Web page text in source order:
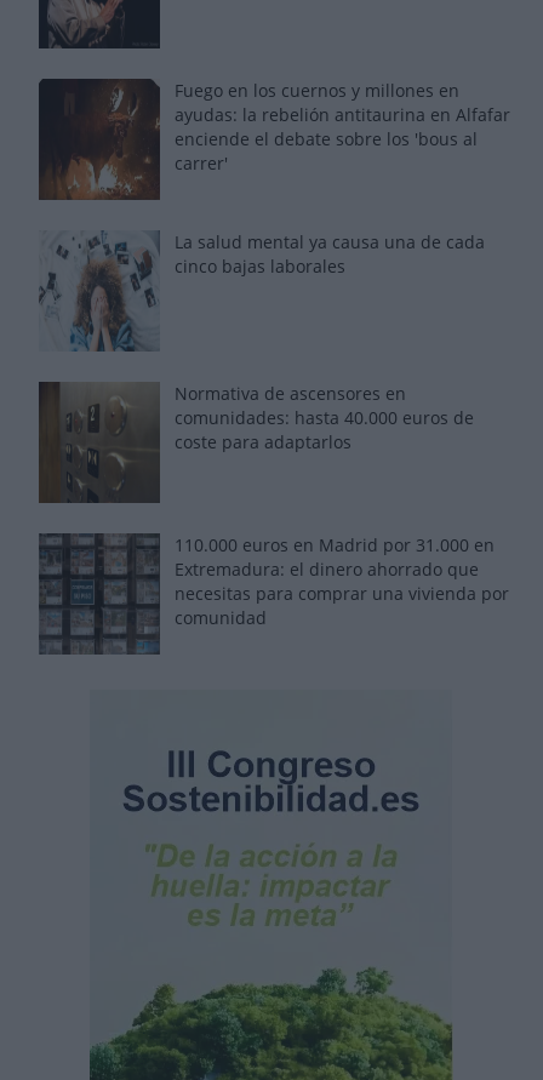
Fuego en los cuernos y millones en
ayudas: la rebelión antitaurina en Alfafar
enciende el debate sobre los 'bous al
carrer'
La salud mental ya causa una de cada
cinco bajas laborales
Normativa de ascensores en
comunidades: hasta 40.000 euros de
coste para adaptarlos
110.000 euros en Madrid por 31.000 en
Extremadura: el dinero ahorrado que
necesitas para comprar una vivienda por
comunidad